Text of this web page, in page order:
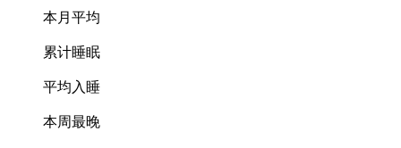
本月平均
累计睡眠
平均入睡
本周最晚